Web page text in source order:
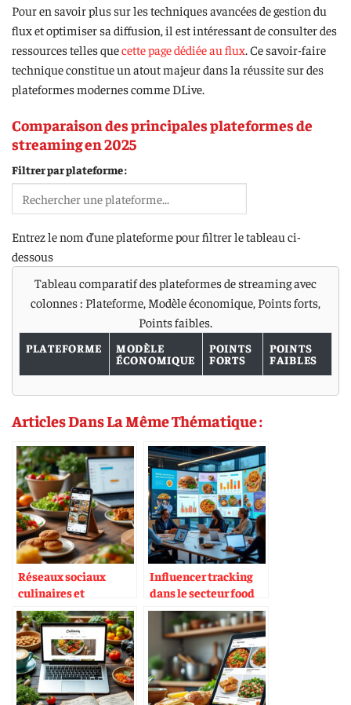
Pour en savoir plus sur les techniques avancées de gestion du
flux et optimiser sa diffusion, il est intéressant de consulter des
ressources telles quecette page dédiée au flux. Ce savoir-faire
technique constitue un atout majeur dans la réussite sur des
plateformes modernes comme DLive.
Comparaison des principales plateformes de
streaming en 2025
Filtrer par plateforme :
Entrez le nom d’une plateforme pour filtrer le tableau ci-
dessous
Tableau comparatif des plateformes de streaming avec
colonnes : Plateforme, Modèle économique, Points forts,
Points faibles.
PLATEFORME
MODÈLE
ÉCONOMIQUE
POINTS
FORTS
POINTS
FAIBLES
Articles Dans La Même Thématique :
Réseaux sociaux
culinaires et
monétisation de
contenu
Influencer tracking
dans le secteur food